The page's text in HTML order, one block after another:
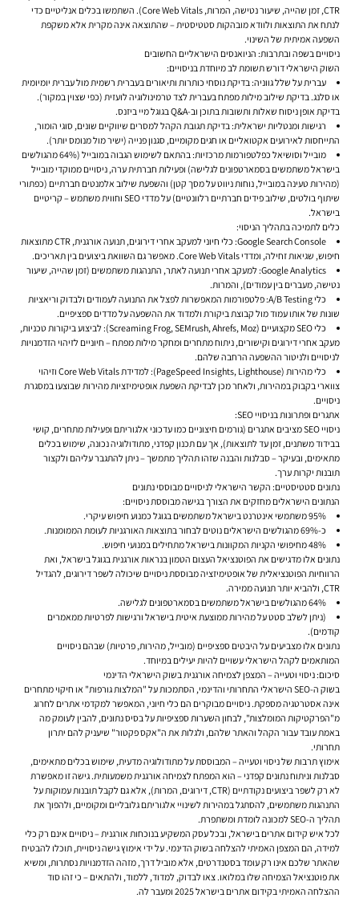
CTR, זמן שהייה, שיעור נטישה, המרות, Core Web Vitals). השתמשו בכלים אנליטיים כדי
לנתח את התוצאות ולוודא מובהקות סטטיסטית – שהתוצאה אינה מקרית אלא משקפת
השפעה אמיתית של השינוי.
ניסויים בשפה ובתרבות: הניואנסים הישראליים החשובים
השוק הישראלי דורש תשומת לב מיוחדת בניסויים:
עברית על שלל גווניה: בדיקת נוסחי כותרות ותיאורים בעברית רשמית מול עברית יומיומית
או סלנג. בדיקת שילוב מילות מפתח בעברית לצד טרמינולוגיה לועזית (כפי שצוין במקור).
בדיקת אופן ניסוח שאלות ותשובות בתוכן וב-Q&A בגוגל מיי ביזנס.
רגישות ומנטליות ישראלית: בדיקת תגובת הקהל למסרים שיווקיים שונים, סוגי הומור,
התייחסות לאירועים אקטואליים או חגים מקומיים, סגנון פנייה (ישיר מול מנומס יותר).
מובייל וסושיאל כפלטפורמות מרכזיות:
בהתאם לשימוש הגבוה במובייל (64% מהגולשים
בישראל משתמשים בסמארטפונים לגלישה) ופעילות חברתית ערה, ניסויים ממוקדי מובייל
(מהירות טעינה במובייל, נוחות ניווט על מסך קטן) והשפעת שילוב אלמנטים חברתיים (כפתורי
שיתוף בולטים, שילוב פידים חברתיים רלוונטיים) על מדדי SEO וחווית משתמש – קריטיים
בישראל.
כלים לתמיכה בתהליך הניסוי:
Google Search Console:
כלי חיוני למעקב אחרי דירוגים, תנועה אורגנית, CTR מתוצאות
חיפוש, שגיאות זחילה, ומדדי Core Web Vitals. מאפשר גם השוואת ביצועים בין תאריכים.
Google Analytics: למעקב אחרי תנועה לאתר, התנהגות משתמשים (זמן שהייה, שיעור
נטישה, מעברים בין עמודים), והמרות.
כלי A/B Testing:
פלטפורמות המאפשרות לפצל את התנועה לעמודים ולבדוק וריאציות
שונות של אותו עמוד מול קבוצת ביקורת ולמדוד את ההשפעה על מדדים ספציפיים.
כלי SEO מקצועיים (Screaming Frog, SEMrush, Ahrefs, Moz):
לביצוע ביקורות טכניות,
מעקב אחרי דירוגים וקישורים, ניתוח מתחרים ומחקר מילות מפתח – חיוניים לזיהוי הזדמנויות
לניסויים ולניטור ההשפעה הרחבה שלהם.
כלי מהירות (PageSpeed Insights, Lighthouse):
למדידת Core Web Vitals וזיהוי
צווארי בקבוק במהירות, ולאחר מכן לבדיקת השפעת אופטימיזציות מהירות שבוצעו במסגרת
ניסויים.
אתגרים ופתרונות בניסויי SEO:
ניסויי SEO מציבים אתגרים (גורמים חיצוניים כמו עדכוני אלגוריתם ופעילות מתחרים, קושי
בבידוד משתנים, זמן עד לתוצאות), אך עם תכנון קפדני, מתודולוגיה נכונה, שימוש בכלים
מתאימים, ובעיקר – סבלנות והבנה שזהו תהליך מתמשך – ניתן להתגבר עליהם ולקצור
תובנות יקרות ערך.
נתונים סטטיסטיים: הקשר הישראלי לניסויים מבוססי נתונים
הנתונים הישראלים מחזקים את הצורך בגישה מבוססת ניסויים:
95% משתמשי אינטרנט בישראל משתמשים בגוגל כמנוע חיפוש עיקרי.
כ-69% מהגולשים הישראלים נוטים לבחור בתוצאות האורגניות לעומת הממומנות.
48% מחיפושי הקניות המקוונות בישראל מתחילים במנועי חיפוש.
נתונים אלו מדגישים את הפוטנציאל העצום הטמון בנראות אורגנית בגוגל בישראל, ואת
הרווחיות הפוטנציאלית של אופטימיזציה מבוססת ניסויים שיכולה לשפר דירוגים, להגדיל
CTR, ולהביא יותר תנועה ממירה.
64% מהגולשים בישראל משתמשים בסמארטפונים לגלישה.
(ניתן לשלב סטט על מהירות ממוצעת איטית בישראל ורגישות לפרטיות ממאמרים
קודמים).
נתונים אלו מצביעים על היבטים ספציפיים (מובייל, מהירות, פרטיות) שבהם ניסויים
המותאמים לקהל הישראלי עשויים להיות יעילים במיוחד.
סיכום: ניסוי וטעייה – המצפן לצמיחה אורגנית בשוק הישראלי הדינמי
בשוק ה-SEO הישראלי התחרותי והדינמי, הסתמכות על "המלצות גורפות" או חיקוי מתחרים
אינה אסטרטגיה מספקת. ניסויים מבוקרים הם כלי חיוני, המאפשר למקדמי אתרים לחרוג
מ"הפרקטיקות המומלצות", לבחון השערות ספציפיות על בסיס נתונים, להבין לעומק מה
באמת עובד עבור הקהל והאתר שלהם, ולגלות את ה"אקס פקטור" שיעניק להם יתרון
תחרותי.
אימוץ תרבות של ניסוי וטעייה – המבוססת על מתודולוגיה מדעית, שימוש בכלים מתאימים,
סבלנות וניתוח נתונים קפדני – הוא המפתח לצמיחה אורגנית משמעותית. גישה זו מאפשרת
לא רק לשפר ביצועים נקודתיים (CTR, דירוגים, המרות), אלא גם לקבל תובנות עמוקות על
התנהגות משתמשים, להסתגל במהירות לשינויי אלגוריתם גלובליים ומקומיים, ולהפוך את
תהליך ה-SEO למכונה לומדת ומשתפרת.
לכל איש קידום אתרים בישראל, ובכל עסק המשקיע בנוכחות אורגנית – ניסויים אינם רק כלי
למידה, הם המצפן האמיתי להצלחה בשוק הדינמי. על ידי אימוץ גישה ניסויית, תוכלו להבטיח
שהאתר שלכם אינו רק עומד בסטנדרטים, אלא מוביל דרך, מזהה הזדמנויות נסתרות, ומשיא
את פוטנציאל הצמיחה שלו במלואו. צאו לבדוק, למדוד, ללמוד, ולהתאים – כי זהו סוד
ההצלחה האמיתי בקידום אתרים בישראל 2025 ומעבר לה.